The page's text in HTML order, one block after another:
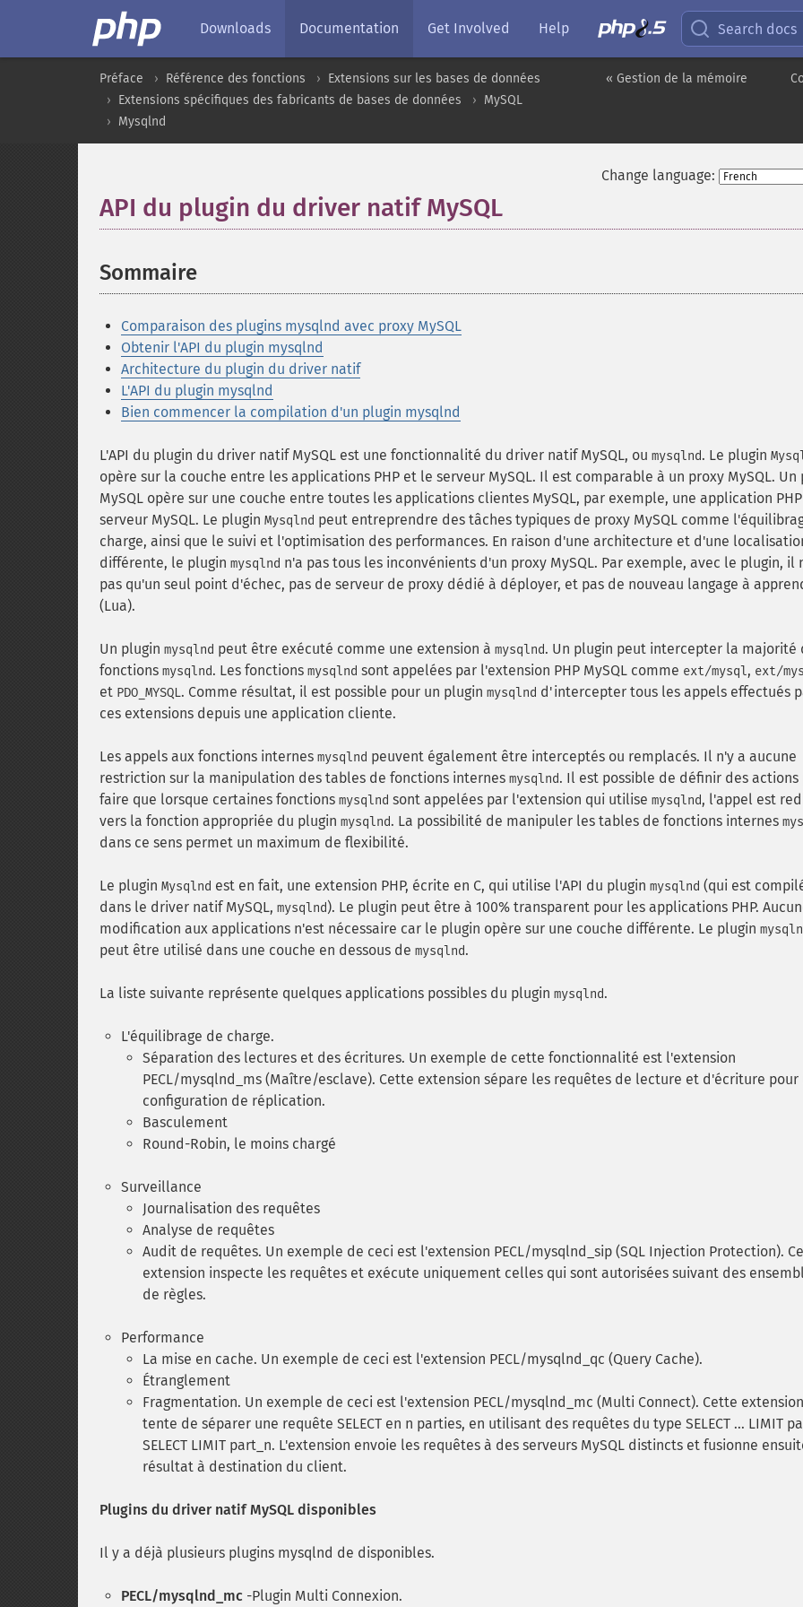
Downloads Documentation Get Involved Help Search docs
« Gestion de la mémoire
Préface Référence des fonctions
Extensions sur les bases de données
Extensions spécifiques des fabricants de bases de données
MySQL
Mysqlnd
Change language:
API du plugin du driver natif MySQL
Sommaire
Comparaison des plugins mysqlnd avec proxy MySQL
Obtenir l'API du plugin mysqlnd
Architecture du plugin du driver natif
L'API du plugin mysqlnd
Bien commencer la compilation d'un plugin mysqlnd
L'API du plugin du driver natif MySQL est une fonctionnalité du driver natif MySQL, ou mysqlnd. Le plugin
opère sur la couche entre les applications PHP et le serveur MySQL. Il est comparable à un proxy MySQL. Un
MySQL opère sur une couche entre toutes les applications clientes MySQL, par exemple, une application
serveur MySQL. Le plugin Mysqlnd peut entreprendre des tâches typiques de proxy MySQL comme
charge, ainsi que le suivi et l'optimisation des performances. En raison d'une architecture et d'une
différente, le plugin mysqlnd n'a pas tous les inconvénients d'un proxy MySQL. Par exemple, avec le plugin, il
pas qu'un seul point d'échec, pas de serveur de proxy dédié à déployer, et pas de nouveau langage à
(Lua).
Un plugin mysqlnd peut être exécuté comme une extension à mysqlnd. Un plugin peut intercepter la majorité
fonctions mysqlnd. Les fonctions mysqlnd sont appelées par l'extension PHP MySQL comme ext/mysql, ext/
et PDO_MYSQL. Comme résultat, il est possible pour un plugin mysqlnd d'intercepter tous les appels effectués
ces extensions depuis une application cliente.
Les appels aux fonctions internes mysqlnd peuvent également être interceptés ou remplacés. Il n'y a aucune
restriction sur la manipulation des tables de fonctions internes mysqlnd. Il est possible de définir des actions
faire que lorsque certaines fonctions mysqlnd sont appelées par l'extension qui utilise mysqlnd, l'appel est
vers la fonction appropriée du plugin mysqlnd. La possibilité de manipuler les tables de fonctions internes
dans ce sens permet un maximum de flexibilité.
Le plugin Mysqlnd est en fait, une extension PHP, écrite en C, qui utilise l'API du plugin mysqlnd (qui est
dans le driver natif MySQL, mysqlnd). Le plugin peut être à 100% transparent pour les applications PHP.
modification aux applications n'est nécessaire car le plugin opère sur une couche différente. Le plugin
peut être utilisé dans une couche en dessous de mysqlnd.
La liste suivante représente quelques applications possibles du plugin mysqlnd.
L'équilibrage de charge.
Séparation des lectures et des écritures. Un exemple de cette fonctionnalité est l'extension
PECL/mysqlnd_ms (Maître/esclave). Cette extension sépare les requêtes de lecture et d'écriture pour
configuration de réplication.
Basculement
Round-Robin, le moins chargé
Surveillance
Journalisation des requêtes
Analyse de requêtes
Audit de requêtes. Un exemple de ceci est l'extension PECL/mysqlnd_sip (SQL Injection Protection).
extension inspecte les requêtes et exécute uniquement celles qui sont autorisées suivant des
de règles.
Performance
La mise en cache. Un exemple de ceci est l'extension PECL/mysqlnd_qc (Query Cache).
Étranglement
Fragmentation. Un exemple de ceci est l'extension PECL/mysqlnd_mc (Multi Connect). Cette extension
tente de séparer une requête SELECT en n parties, en utilisant des requêtes du type SELECT ... LIMIT
SELECT LIMIT part_n. L'extension envoie les requêtes à des serveurs MySQL distincts et fusionne
résultat à destination du client.
Plugins du driver natif MySQL disponibles
Il y a déjà plusieurs plugins mysqlnd de disponibles.
PECL/mysqlnd_mc -Plugin Multi Connexion.